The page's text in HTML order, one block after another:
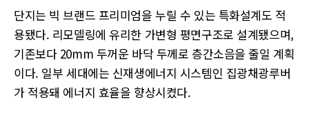
단지는 빅 브랜드 프리미엄을 누릴 수 있는 특화설계도 적
용됐다. 리모델링에 유리한 가변형 평면구조로 설계됐으며,
기존보다 20mm 두꺼운 바닥 두께로 층간소음을 줄일 계획
이다. 일부 세대에는 신재생에너지 시스템인 집광채광루버
가 적용돼 에너지 효율을 향상시켰다.